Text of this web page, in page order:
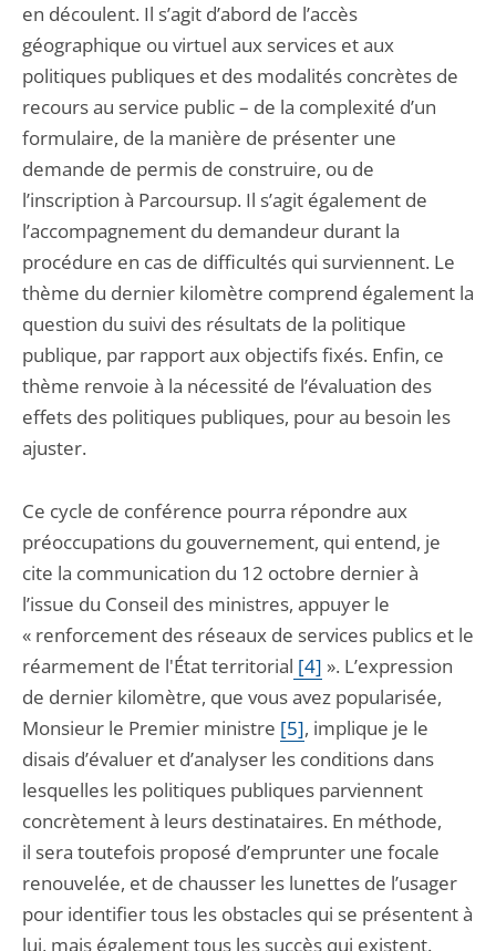
en découlent. Il s’agit d’abord de l’accès
géographique ou virtuel aux services et aux
politiques publiques et des modalités concrètes de
recours au service public – de la complexité d’un
formulaire, de la manière de présenter une
demande de permis de construire, ou de
l’inscription à Parcoursup. Il s’agit également de
l’accompagnement du demandeur durant la
procédure en cas de difficultés qui surviennent. Le
thème du dernier kilomètre comprend également la
question du suivi des résultats de la politique
publique, par rapport aux objectifs fixés. Enfin, ce
thème renvoie à la nécessité de l’évaluation des
effets des politiques publiques, pour au besoin les
ajuster.
Ce cycle de conférence pourra répondre aux
préoccupations du gouvernement, qui entend, je
cite la communication du 12 octobre dernier à
l’issue du Conseil des ministres, appuyer le
« renforcement des réseaux de services publics et le
réarmement de l'État territorial [4] ». L’expression
de dernier kilomètre, que vous avez popularisée,
Monsieur le Premier ministre [5], implique je le
disais d’évaluer et d’analyser les conditions dans
lesquelles les politiques publiques parviennent
concrètement à leurs destinataires. En méthode,
il sera toutefois proposé d’emprunter une focale
renouvelée, et de chausser les lunettes de l’usager
pour identifier tous les obstacles qui se présentent à
lui, mais également tous les succès qui existent.